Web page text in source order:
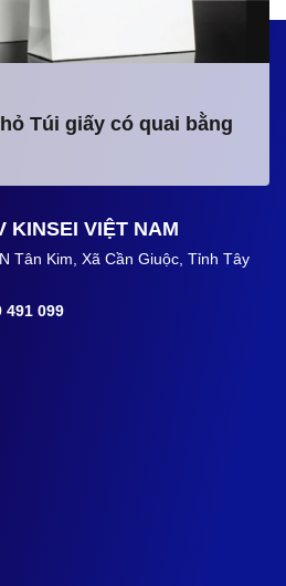
Túi giấy có quai bằng
KINSEI VIỆT NAM
Tân Kim, Xã Cần Giuộc, Tỉnh Tây
491 099